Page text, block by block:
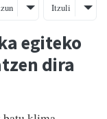
Itzuli
egiteko
dira